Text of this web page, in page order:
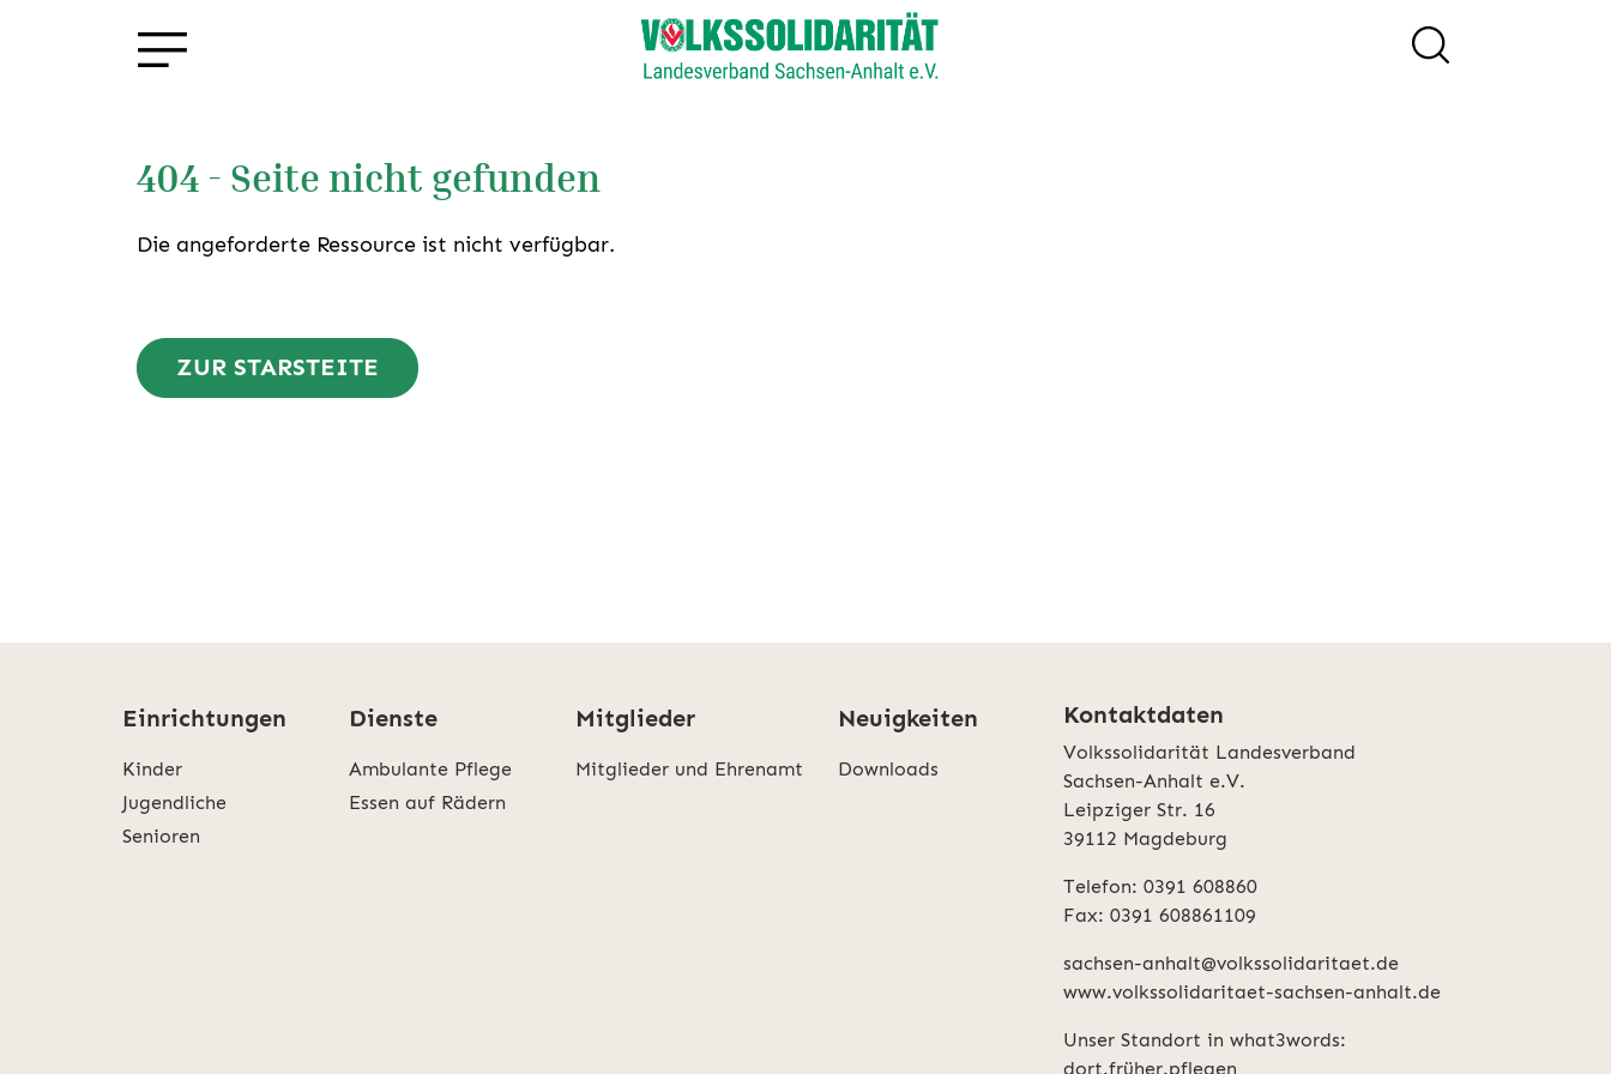
404 - Seite nicht gefunden
Die angeforderte Ressource ist nicht verfügbar.
ZUR STARSTEITE
Einrichtungen
Kinder
Jugendliche
Senioren
Dienste
Ambulante Pflege
Essen auf Rädern
Mitglieder
Mitglieder und Ehrenamt
Neuigkeiten
Downloads
Kontaktdaten
Volkssolidarität Landesverband
Sachsen-Anhalt e.V.
Leipziger Str. 16
39112 Magdeburg
Telefon: 0391 608860
Fax: 0391 608861109
sachsen-anhalt@volkssolidaritaet.de
www.volkssolidaritaet-sachsen-anhalt.de
Unser Standort in what3words:
dort.früher.pflegen